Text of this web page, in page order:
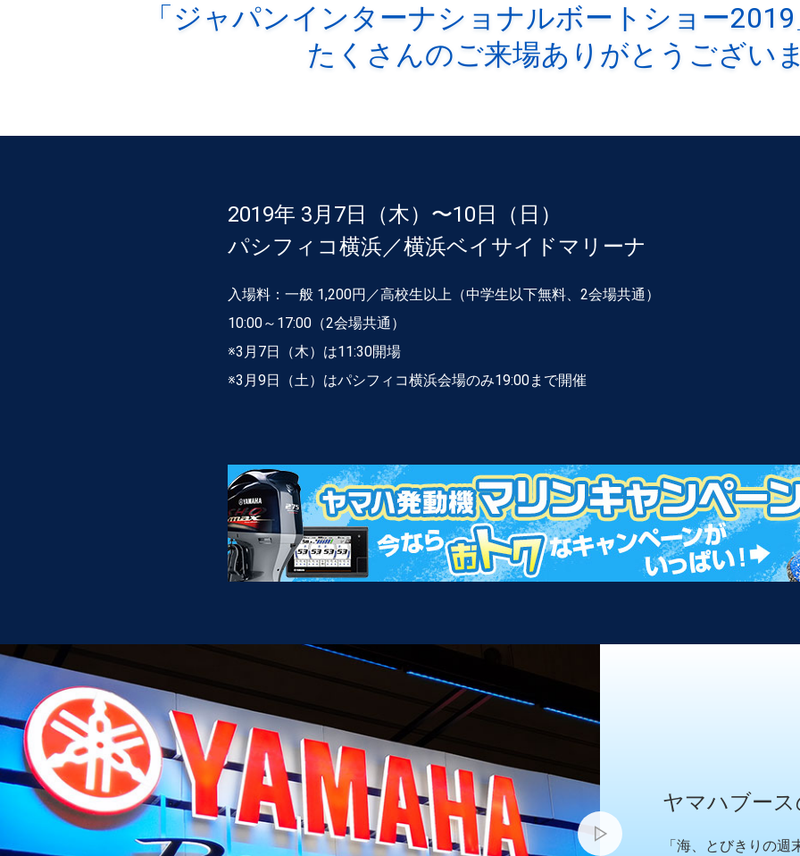
「ジャパンインターナショナルボートショー
たくさんのご来場ありがとうござい
2019年 3月7日（木） 〜10日（日）
パシフィコ横浜／横浜ベイサイドマリーナ
入場料：一般 1,200円／高校生以上（中学生以下無料、2会場共通）
10:00～17:00（2会場共通）
※3月7日（木）は11:30開場
※3月9日（土）はパシフィコ横浜会場のみ19:00まで開催
ヤマハブー
「海、とびきりの